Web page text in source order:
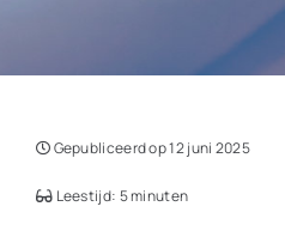
Gepubliceerd op 12 juni 2025
Leestijd: 5 minuten